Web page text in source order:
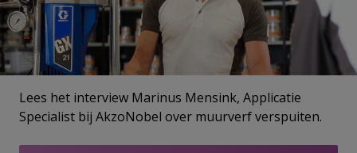
Lees het interview Marinus Mensink, Applicatie
Specialist bij AkzoNobel over muurverf verspuiten.